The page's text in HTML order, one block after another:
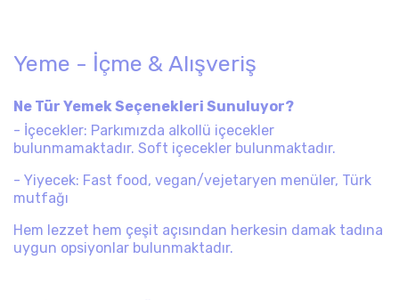
Yeme - İçme & Alışveriş
Ne Tür Yemek Seçenekleri Sunuluyor? ​
- İçecekler: Parkımızda alkollü içecekler
bulunmamaktadır. Soft içecekler bulunmaktadır.
- Yiyecek: Fast food, vegan/vejetaryen menüler, Türk
mutfağı
Hem lezzet hem çeşit açısından herkesin damak tadına
uygun opsiyonlar bulunmaktadır.